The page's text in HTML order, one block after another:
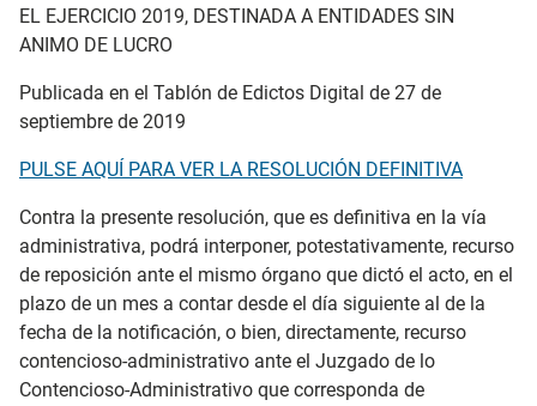
EL EJERCICIO 2019, DESTINADA A ENTIDADES SIN
ANIMO DE LUCRO
Publicada en el Tablón de Edictos Digital de 27 de
septiembre de 2019
PULSE AQUÍ PARA VER LA RESOLUCIÓN DEFINITIVA
Contra la presente resolución, que es definitiva en la vía
administrativa, podrá interponer, potestativamente, recurso
de reposición ante el mismo órgano que dictó el acto, en el
plazo de un mes a contar desde el día siguiente al de la
fecha de la notificación, o bien, directamente, recurso
contencioso-administrativo ante el Juzgado de lo
Contencioso-Administrativo que corresponda de